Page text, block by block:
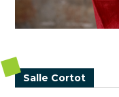
Salle Cortot